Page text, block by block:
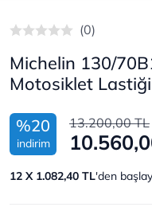
(0)
Michelin 130/
Motosiklet
%20
indirim
13.200,00 TL
12 X 1.082,40 TL'den